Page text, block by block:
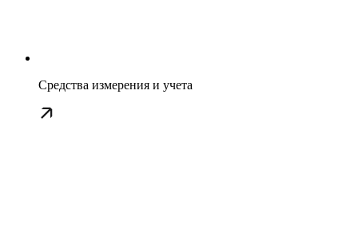
Средства измерения и учета